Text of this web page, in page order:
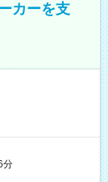
カーを支
分